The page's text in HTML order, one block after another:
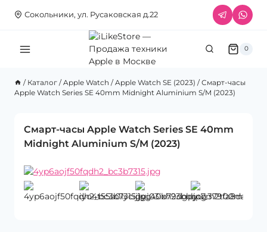
Сокольники, ул. Русаковская д.22
0
/ Каталог / Apple Watch / Apple Watch SE (2023) / Смарт-часы
Apple Watch Series SE 40mm Midnight Aluminium S/M (2023)
Смарт-часы Apple Watch Series SE 40mm
Midnight Aluminium S/M (2023)